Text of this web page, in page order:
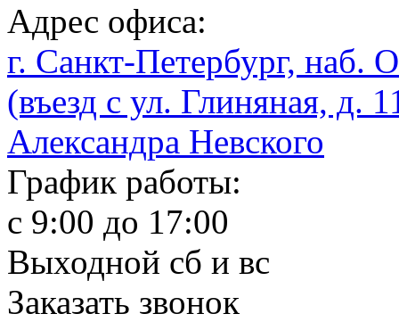
Адрес офиса:
г. Санкт-Петербург, наб.
(въезд с ул. Глиняная, д.
Александра Невского
График работы:
с 9:00 до 17:00
Выходной сб и вс
Заказать звонок